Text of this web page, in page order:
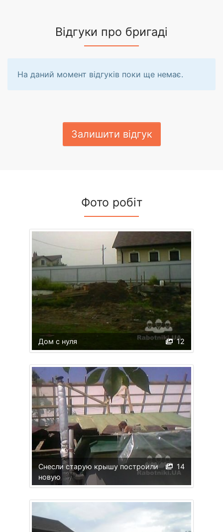
Відгуки про бригаді
На даний момент відгуків поки ще немає.
Залишити відгук
Фото робіт
12
Дом с нуля
14
Снесли старую крышу построили
новую